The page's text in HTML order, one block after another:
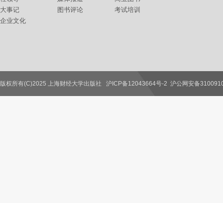
大事记
企业文化
图书评论
考试培训
联系我们
版权所有(C)2025 上海财经大学出版社 沪ICP备12043664号-2 沪公网安备